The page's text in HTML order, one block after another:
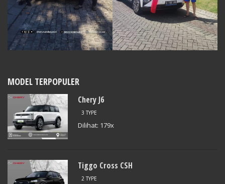
MODEL TERPOPULER
Chery J6
3 TYPE
Dilihat: 179x
Tiggo Cross CSH
2 TYPE